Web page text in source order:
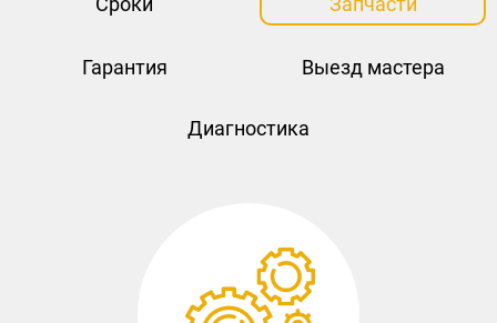
Гарантия Выезд мастера
Диагностика